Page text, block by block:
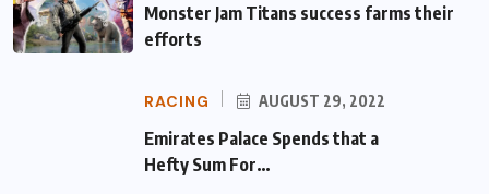
Monster Jam Titans success farms their
efforts
RACING AUGUST 29, 2022
Emirates Palace Spends that a Hefty Sum
For…